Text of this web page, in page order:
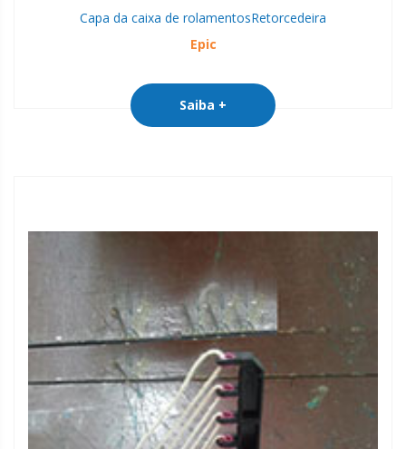
Capa da caixa de rolamentosRetorcedeira
Epic
Saiba +